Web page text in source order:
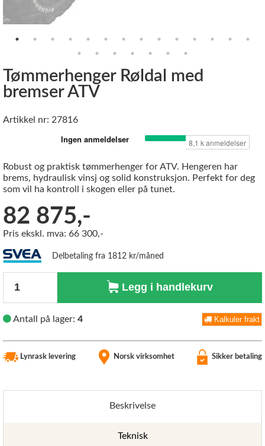
Tømmerhenger Røldal med
bremser ATV
Artikkel nr: 27816
Robust og praktisk tømmerhenger for ATV. Hengeren har
brems, hydraulisk vinsj og solid konstruksjon. Perfekt for deg
som vil ha kontroll i skogen eller på tunet.
82 875,-
Pris ekskl. mva: 66 300,-
Delbetaling fra 1812 kr/måned
Legg i handlekurv
Antall på lager: 4 Kalkuler frakt
Lynrask levering Norsk virksomhet Sikker betaling
Beskrivelse
Teknisk